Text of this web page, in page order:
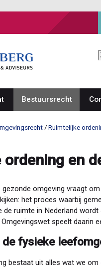
Bestuursrecht
Ruimtelijke
ordening en
gezonde omgeving vraagt
het proces waarbij
de ruimte in Nederland wordt
speelt daarin
fysieke
bestaat uit alles wat we om